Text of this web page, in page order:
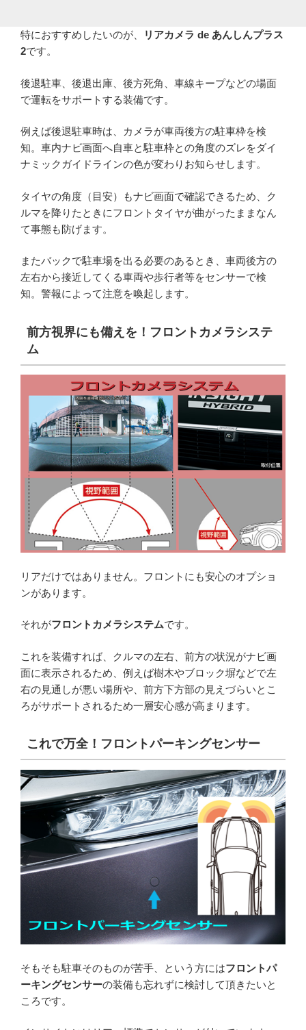
特におすすめしたいのが、
リアカメラ de あんしんプラス
2です。
後退駐車、後退出庫、後方死角、車線キープなどの場面
で運転をサポートする装備です。
例えば後退駐車時は、カメラが車両後方の駐車枠を検
知。車内ナビ画面へ自車と駐車枠との角度のズレをダイ
ナミックガイドラインの色が変わりお知らせします。
タイヤの角度（目安）もナビ画面で確認できるため、ク
ルマを降りたときにフロントタイヤが曲がったままなん
て事態も防げます。
またバックで駐車場を出る必要のあるとき、車両後方の
左右から接近してくる車両や歩行者等をセンサーで検
知。警報によって注意を喚起します。
前方視界にも備えを！フロントカメラシステ
ム
リアだけではありません。フロントにも安心のオプショ
ンがあります。
それがフロントカメラシステムです。
これを装備すれば、クルマの左右、前方の状況がナビ画
面に表示されるため、例えば樹木やブロック塀などで左
右の見通しが悪い場所や、前方下方部の見えづらいとこ
ろがサポートされるため一層安心感が高まります。
これで万全！フロントパーキングセンサー
そもそも駐車そのものが苦手、という方にはフロントパ
ーキングセンサーの装備も忘れずに検討して頂きたいと
ころです。